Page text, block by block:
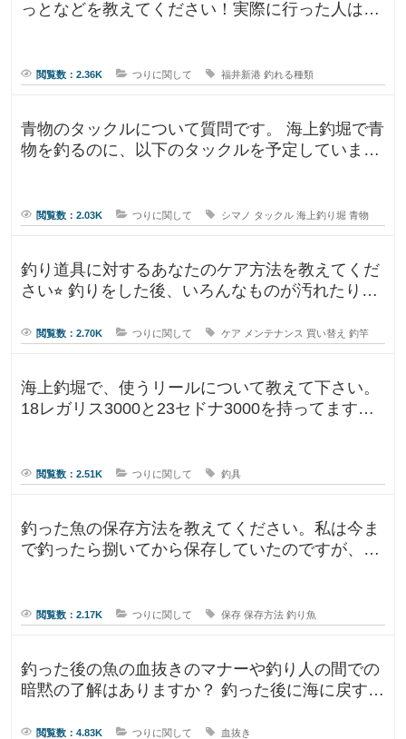
っとなどを教えてください！実際に行った人はど
閲覧数：2.36K つりに関して 福井新港 釣れる種類
青物のタックルについて質問です。 海上釣堀で青
物を釣るのに、以下のタックルを予定していま
閲覧数：2.03K つりに関して シマノ タックル 海上釣り堀 青物
釣り道具に対するあなたのケア方法を教えてくだ
さい⭐︎ 釣りをした後、いろんなものが汚れたりし
閲覧数：2.70K つりに関して ケア メンテナンス 買い替え 釣竿
海上釣堀で、使うリールについて教えて下さい。
18レガリス3000と23セドナ3000を持ってます。
閲覧数：2.51K つりに関して 釣具
釣った魚の保存方法を教えてください。私は今ま
で釣ったら捌いてから保存していたのですが、人
閲覧数：2.17K つりに関して 保存 保存方法 釣り魚
釣った後の魚の血抜きのマナーや釣り人の間での
暗黙の了解はありますか？ 釣った後に海に戻す
閲覧数：4.83K つりに関して 血抜き